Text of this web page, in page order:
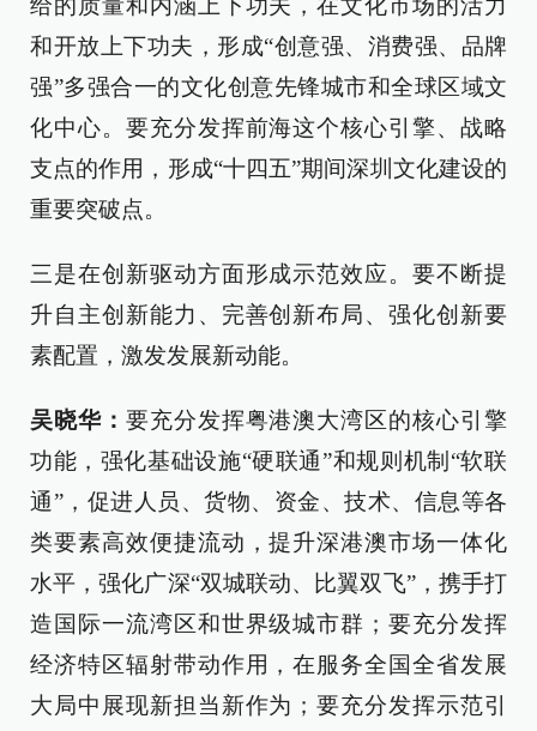
给的质量和内涵上下功夫，在文化市场的活力
和开放上下功夫，形成“创意强、消费强、品牌
强”多强合一的文化创意先锋城市和全球区域文
化中心。要充分发挥前海这个核心引擎、战略
支点的作用，形成“十四五”期间深圳文化建设的
重要突破点。
三是在创新驱动方面形成示范效应。要不断提
升自主创新能力、完善创新布局、强化创新要
素配置，激发发展新动能。
吴晓华： 要充分发挥粤港澳大湾区的核心引擎
功能，强化基础设施“硬联通”和规则机制“软联
通”，促进人员、货物、资金、技术、信息等各
类要素高效便捷流动，提升深港澳市场一体化
水平，强化广深“双城联动、比翼双飞”，携手打
造国际一流湾区和世界级城市群；要充分发挥
经济特区辐射带动作用，在服务全国全省发展
大局中展现新担当新作为；要充分发挥示范引